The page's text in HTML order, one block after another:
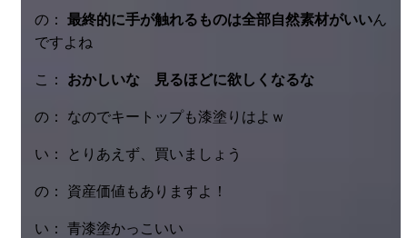
の： 最終的に手が触れるものは全部自然素材がいいん
ですよね
こ： おかしいな 見るほどに欲しくなるな
の： なのでキートップも漆塗りはよｗ
い： とりあえず、買いましょう
の： 資産価値もありますよ！
い： 青漆塗かっこいい